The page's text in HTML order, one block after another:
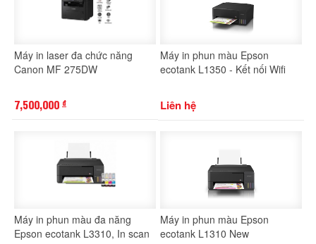
Máy in laser đa chức năng
Canon MF 275DW
7,500,000 đ
Máy in phun màu Epson
ecotank L1350 - Kết nối Wifi
Liên hệ
Máy in phun màu đa năng
Epson ecotank L3310, In scan
Máy in phun màu Epson
ecotank L1310 New